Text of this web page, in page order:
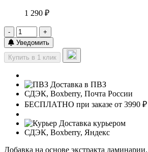
1 290 ₽
-
+
Уведомить
Купить в 1 клик
Доставка в ПВЗ
СДЭК, Boxberry, Почта России
БЕСПЛАТНО при заказе от 3990 ₽
Доставка курьером
СДЭК, Boxberry, Яндекс
Добавка на основе экстракта